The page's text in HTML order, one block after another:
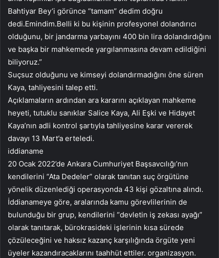
Bahtiyar Bey’i görünce “tamam” dedim doğru
dedi.Emindim.Belli ki bu kişinin profesyonel dolandırıcı
olduğunu, bir jandarma yarbayını 400 bin lira dolandırdığını
ve başka bir mahkemede yargılanmasına devam edildiğini
biliyoruz.”
Suçsuz olduğunu ve kimseyi dolandırmadığını öne süren
Kaya, tahliyesini talep etti.
Açıklamaların ardından ara kararını açıklayan mahkeme
heyeti, tutuklu sanıklar Salice Kaya, Ali Eşki ve Hidayet
Kaya’nın adli kontrol şartıyla tahliyesine karar vererek
davayı 13 Mart’a erteledi.
iddianame
20 Ocak 2022’de Ankara Cumhuriyet Başsavcılığı’nın
kendilerini “Ata Dedeler” olarak tanıtan suç örgütüne
yönelik düzenlediği operasyonda 43 kişi gözaltına alındı.
İddianameye göre, aralarında kamu görevlilerinin de
bulunduğu bir grup, kendilerini “devletin iş zekası ayağı”
olarak tanıtarak, bürokrasideki işlerinin kısa sürede
çözüleceğini ve haksız kazanç karşılığında örgüte yeni
üyeler kazandıracaklarını taahhüt ettiler. organizasyon.